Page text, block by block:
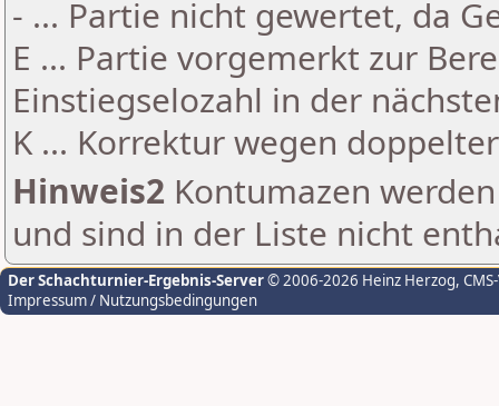
- ... Partie nicht gewertet, da
E ... Partie vorgemerkt zur
Einstiegselozahl in der
K ... Korrektur wegen
Hinweis2 Kontumazen
und sind in der Liste nicht
Der Schachturnier-Ergebnis-Server© 2006-2026 Heinz Herzog,
Impressum / Nutzungsbedingungen